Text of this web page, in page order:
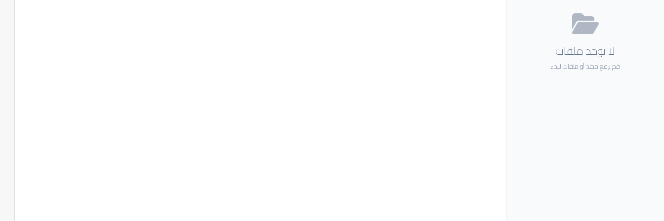
لا توجد ملفات
قم برفع مجلد أو ملفات للبدء